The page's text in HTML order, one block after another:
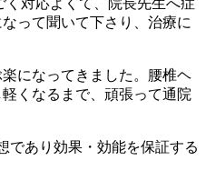
く対応よくて、院長先生へ症
って聞いて下さり、治療に
になってきました。腰椎ヘ
くなるまで、頑張って通院
であり効果・効能を保証する